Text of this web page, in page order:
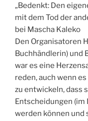
„Bedenkt: Den
mit dem Tod der
bei Mascha Kaleko
Den Organisatoren
Buchhändlerin) und
war es eine
reden, auch wenn
zu entwickeln, dass
Entscheidungen
werden können und